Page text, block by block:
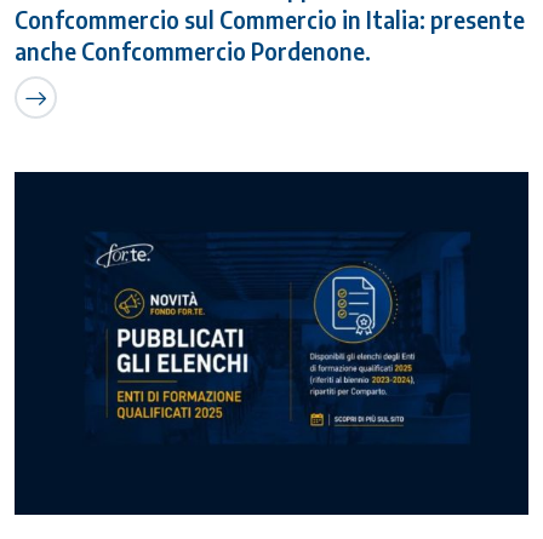
Confcommercio sul Commercio in Italia: presente
anche Confcommercio Pordenone.